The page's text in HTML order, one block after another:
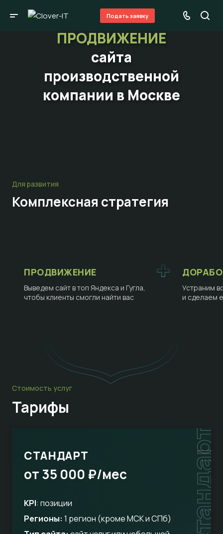
Подать заявку
ПРОДВИЖЕНИЕ
сайта
производственной
компании в Москве
Для развития
Комплексная стратегия
ПРОДВИЖЕНИЕ
Выведем сайт в топ Яндекса и Гугла,
чтобы клиенты смогли найти вас
Устраним
и сделаем
Стоимость услуг
Тарифы
стандарт
СТАНДАРТ
от 35 000 ₽/мес
KPI: позиции
Регионы: 1 регион (кроме МСК и СПб)